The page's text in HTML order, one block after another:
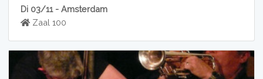
Di 03/11 -Amsterdam
Zaal 100